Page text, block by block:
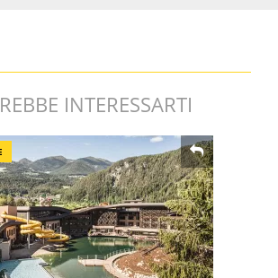
INTERESSARTI